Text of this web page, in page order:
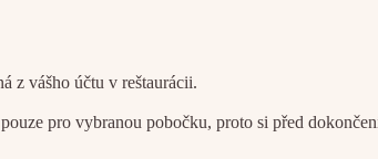
z vášho účtu v reštaurácii.
pro vybranou pobočku, proto si před